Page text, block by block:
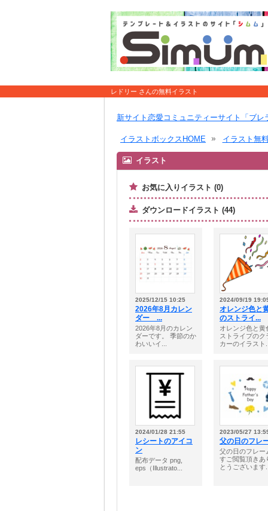
レドリー さんの無料イラスト
新サイト恋愛コミュニティーサイト「ブレ
イラストボックスHOME イラスト無
イラスト
お気に入りイラスト (0)
ダウンロードイラスト (44)
2025/12/15 10:25
2026年8月カレン
ダー ...
2026年8月のカレン
ダーです。 季節のか
わいいイ...
2024/09/19
オレンジ色と
のストライ...
オレンジ色と黄
ストライプのク
カーのイラスト
2024/01/28 21:55
レシートのアイコ
ン
配布データ png,
eps（Illustrato...
2023/05/27
父の日のフレ
父の日のフレー
すご閲覧頂きあ
とうございます